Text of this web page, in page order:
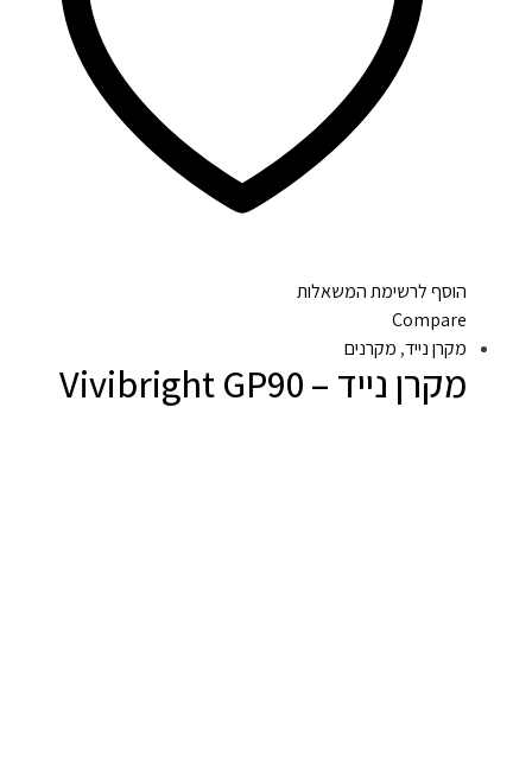
הוסף לרשימת המשאלות
Compare
מקרן נייד, מקרנים
מקרן נייד – Vivibright GP90